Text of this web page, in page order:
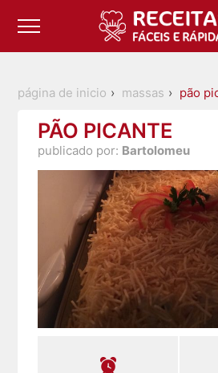
página de inicio massas pão
PÃO PICANTE
publicado por: Bartolomeu